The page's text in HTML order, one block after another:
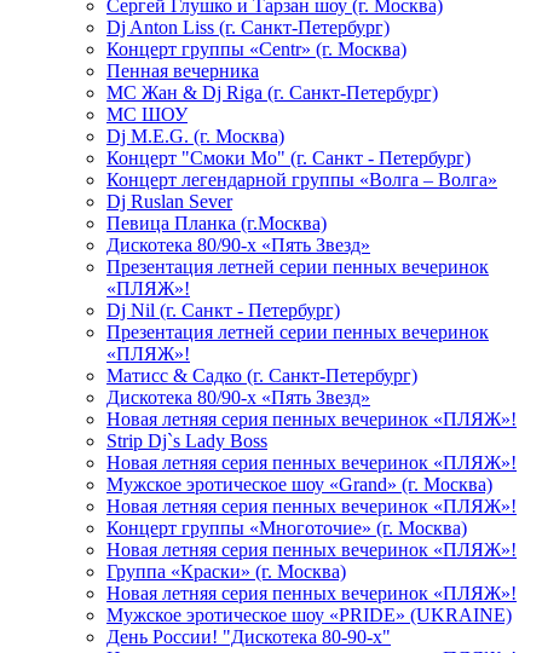
Сергей Глушко и Тарзан шоу (г. Москва)
Dj Anton Liss (г. Санкт-Петербург)
Концерт группы «Centr» (г. Москва)
Пенная вечерника
МС Жан & Dj Riga (г. Санкт-Петербург)
МС ШОУ
Dj M.E.G. (г. Москва)
Концерт "Смоки Мо" (г. Санкт - Петербург)
Концерт легендарной группы «Волга – Волга»
Dj Ruslan Sever
Певица Планка (г.Москва)
Дискотека 80/90-х «Пять Звезд»
Презентация летней серии пенных вечеринок
«ПЛЯЖ»!
Dj Nil (г. Санкт - Петербург)
Презентация летней серии пенных вечеринок
«ПЛЯЖ»!
Матисс & Садко (г. Санкт-Петербург)
Дискотека 80/90-х «Пять Звезд»
Новая летняя серия пенных вечеринок «ПЛЯЖ»!
Strip Dj`s Lady Boss
Новая летняя серия пенных вечеринок «ПЛЯЖ»!
Мужское эротическое шоу «Grand» (г. Москва)
Новая летняя серия пенных вечеринок «ПЛЯЖ»!
Концерт группы «Многоточие» (г. Москва)
Новая летняя серия пенных вечеринок «ПЛЯЖ»!
Группа «Краски» (г. Москва)
Новая летняя серия пенных вечеринок «ПЛЯЖ»!
Мужское эротическое шоу «PRIDE» (UKRAINE)
День России! "Дискотека 80-90-х"